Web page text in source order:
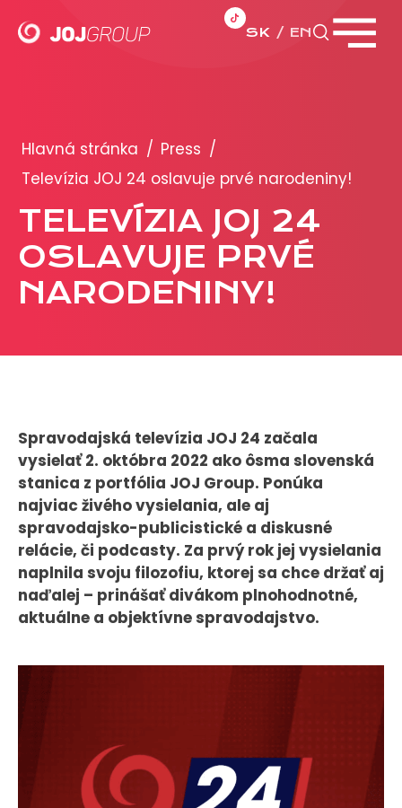
SK EN
Brandy
Produkty
PRODUKCIA
REKLAMA
O NÁS
Tím
Kariéra
PRESS
Tlačové správy
VEREJNÉ VYSIELANIE MS 2026
Hlavná stránka / Press /
Televízia JOJ 24 oslavuje prvé narodeniny!
TELEVÍZIA JOJ 24
OSLAVUJE PRVÉ
NARODENINY!
Spravodajská televízia JOJ 24 začala
vysielať 2. októbra 2022 ako ôsma slovenská
stanica z portfólia JOJ Group. Ponúka
najviac živého vysielania, ale aj
spravodajsko-publicistické a diskusné
relácie, či podcasty. Za prvý rok jej vysielania
naplnila svoju filozofiu, ktorej sa chce držať aj
naďalej – prinášať divákom plnohodnotné,
aktuálne a objektívne spravodajstvo.